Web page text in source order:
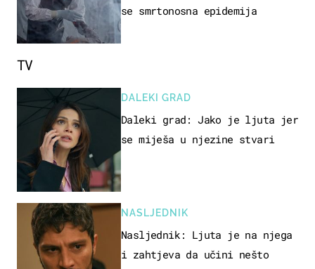
se smrtonosna epidemija
TV
DALEKI GRAD
Daleki grad: Jako je ljuta jer
se miješa u njezine stvari
NASLJEDNIK
Nasljednik: Ljuta je na njega
i zahtjeva da učini nešto